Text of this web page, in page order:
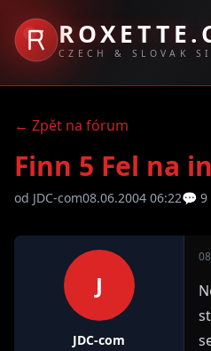
CZECH & SLOVAK
← Zpět na fórum
Finn 5 Fel na
od JDC-com08.06.2004 06:22💬 9
J
JDC-com